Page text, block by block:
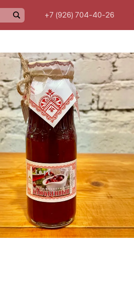
+7 (926) 704-40-26